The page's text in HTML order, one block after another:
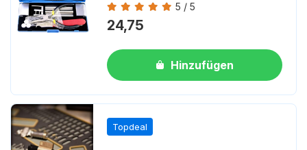
Bewertung 5 von 5
5 / 5
24,75
Hinzufügen
Topdeal